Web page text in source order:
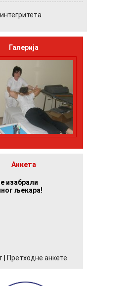
Галерија
Анкета
изабрали
љекара!
Претходне анкете